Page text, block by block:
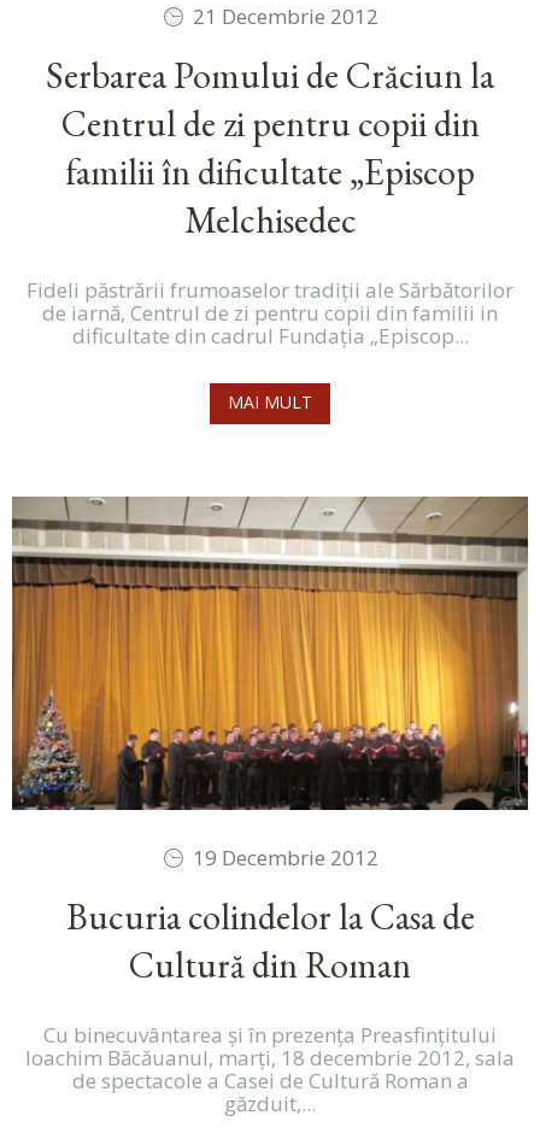
21 Decembrie 2012
Serbarea Pomului de Crăciun la
Centrul de zi pentru copii din
familii în dificultate „Episcop
Melchisedec
Fideli păstrării frumoaselor tradiții ale Sărbătorilor
de iarnă, Centrul de zi pentru copii din familii in
dificultate din cadrul Fundația „Episcop...
MAI MULT
19 Decembrie 2012
Bucuria colindelor la Casa de
Cultură din Roman
Cu binecuvântarea și în prezența Preasfințitului
Ioachim Băcăuanul, marți, 18 decembrie 2012, sala
de spectacole a Casei de Cultură Roman a
găzduit,...